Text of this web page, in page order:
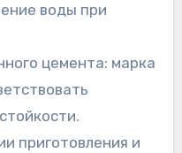
воды при
цемента: марка
приготовления и